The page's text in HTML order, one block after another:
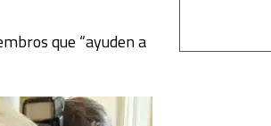
que “ayuden a